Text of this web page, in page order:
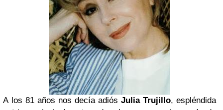
Alos 81 años nos decía adiós Julia Trujillo, espléndida